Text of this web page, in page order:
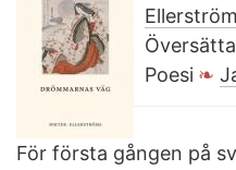
Poesi
För första gången på